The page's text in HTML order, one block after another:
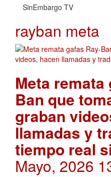
SinEmbargo TV
rayban meta
Meta remata
Ban que
graban
llamadas y
tiempo real
Mayo, 2026